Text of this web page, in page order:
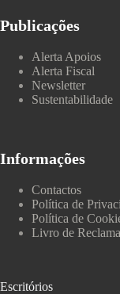
Publicações
Alerta Apoios
Alerta Fiscal
Newsletter
Sustentabilidade
Informações
Contactos
Política de
Política de
Livro de
Escritórios